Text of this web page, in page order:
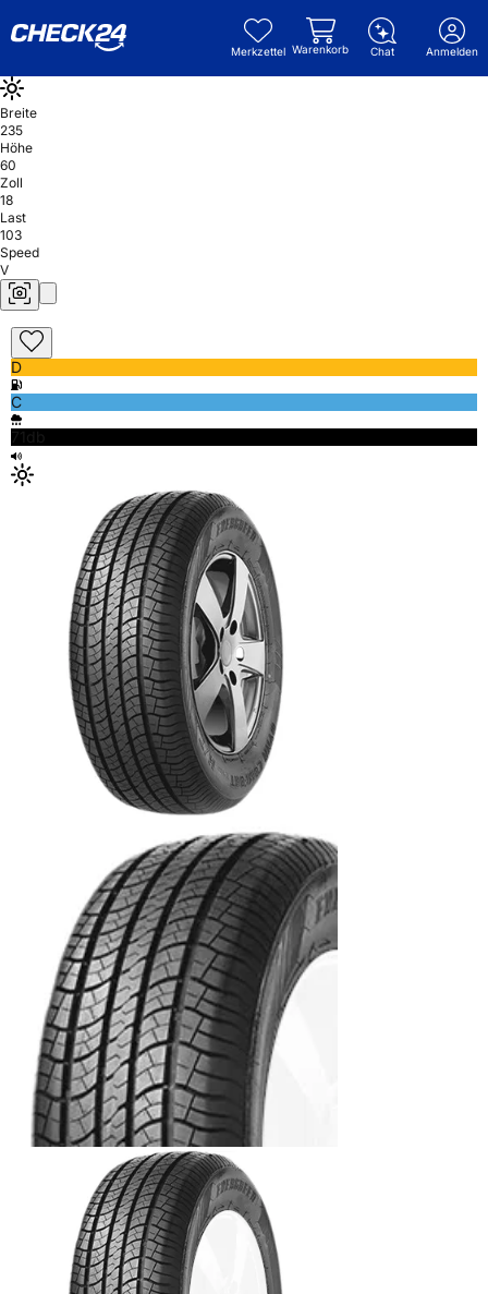
Merkzettel Warenkorb Chat Anmelden
Breite
235
Höhe
60
Zoll
18
Last
103
Speed
V
D
C
71db